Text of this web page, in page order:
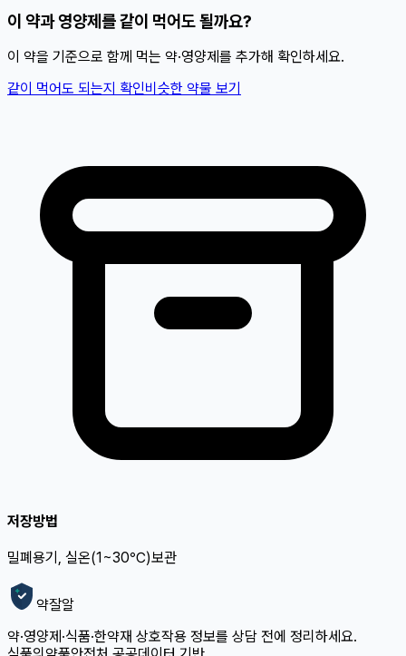
이 약과 영양제를 같이 먹어도 될까요?
이 약을 기준으로 함께 먹는 약·영양제를 추가해 확인하세요.
같이 먹어도 되는지 확인비슷한 약물 보기
저장방법
밀폐용기, 실온(1~30℃)보관
약잘알
약·영양제·식품·한약재 상호작용 정보를 상담 전에 정리하세요.